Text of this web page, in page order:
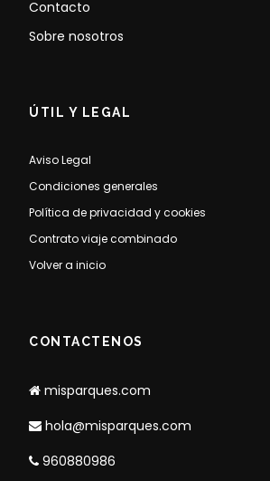
Contacto
Sobre nosotros
ÚTIL Y LEGAL
Aviso Legal
Condiciones generales
Política de privacidad y cookies
Contrato viaje combinado
Volver a inicio
CONTACTENOS
misparques.com
hola@misparques.com
960880986